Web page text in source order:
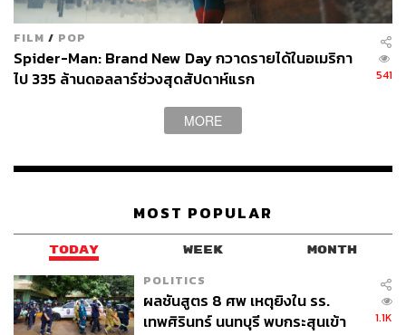
FILM / POP
Spider-Man: Brand New Day กวาดรายได้ในอเมริกา
ไป 335 ล้านดอลลาร์ช่วงสุดสัปดาห์แรก
541
MORE
MOST POPULAR
TODAY WEEK MONTH
POLITICS
ผลชันสูตร 8 ศพ เหตุยิงใน รร.
เทพศิรินทร์ นนทบุรี พบกระสุนเข้า
1.1K